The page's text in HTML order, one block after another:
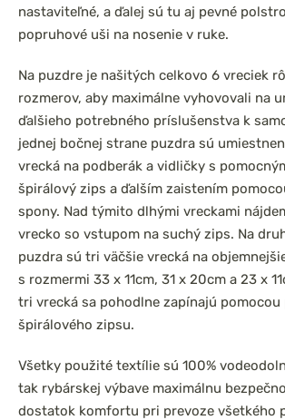
nastaviteľné, a ďalej sú tu aj pevné
popruhové uši na nosenie v ruke.
Na puzdre je našitých celkovo 6 vreciek
rozmerov, aby maximálne vyhovovali na
ďalšieho potrebného príslušenstva k
jednej bočnej strane puzdra sú
vrecká na podberák a vidličky s
špirálový zips a ďalším zaistením
spony. Nad týmito dlhými vreckami
vrecko so vstupom na suchý zips. Na
puzdra sú tri väčšie vrecká na
s rozmermi 33 x 11cm, 31 x 20cm a 23 x
tri vrecká sa pohodlne zapínajú pomocou
špirálového zipsu.
Všetky použité textílie sú 100%
tak rybárskej výbave maximálnu
dostatok komfortu pri prevoze všetkého